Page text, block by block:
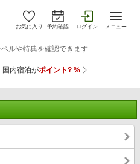
お気に入り 予約確認 ログイン メニュー